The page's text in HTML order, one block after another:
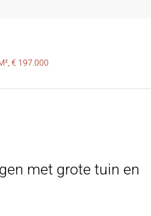
€ 197.000
met grote tuin en